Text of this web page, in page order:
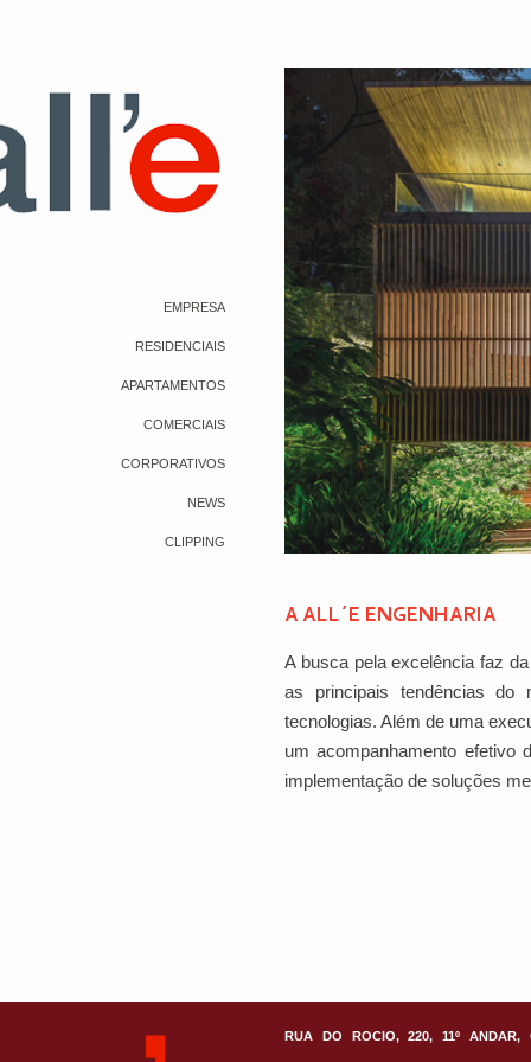
EMPRESA
RESIDENCIAIS
APARTAMENTOS
COMERCIAIS
CORPORATIVOS
NEWS
CLIPPING
A ALL´E ENGENHARIA
A busca pela excelência faz
as principais tendências
tecnologias. Além de uma
um acompanhamento efetivo
implementação de soluções
RUA DO ROCIO, 220, 11º